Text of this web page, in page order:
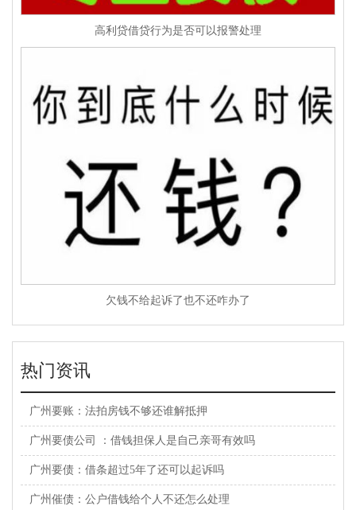
高利贷借贷行为是否可以报警处理
欠钱不给起诉了也不还咋办了
热门资讯
广州要账：法拍房钱不够还谁解抵押
广州要债公司 ：借钱担保人是自己亲哥有效吗
广州要债：借条超过5年了还可以起诉吗
广州催债：公户借钱给个人不还怎么处理